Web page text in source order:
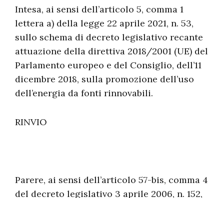
Intesa, ai sensi dell’articolo 5, comma 1
lettera a) della legge 22 aprile 2021, n. 53,
sullo schema di decreto legislativo recante
attuazione della direttiva 2018/2001 (UE) del
Parlamento europeo e del Consiglio, dell’11
dicembre 2018, sulla promozione dell’uso
dell’energia da fonti rinnovabili.
RINVIO
Parere, ai sensi dell’articolo 57-bis, comma 4
del decreto legislativo 3 aprile 2006, n. 152,